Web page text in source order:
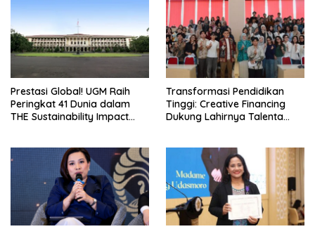
Prestasi Global! UGM Raih
Peringkat 41 Dunia dalam
THE Sustainability Impact
Transformasi Pendidikan
Tinggi: Creative Financing
Dukung Lahirnya Talenta